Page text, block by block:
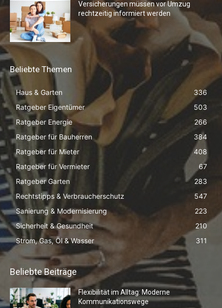
Versicherungen müssen vor Umzug
rechtzeitig informiert werden
Beliebte Themen
Haus & Garten
336
Ratgeber Eigentümer
503
Ratgeber Energie
266
Ratgeber für Bauherren
384
Ratgeber für Mieter
408
Ratgeber für Vermieter
67
Ratgeber Garten
283
Rechtstipps & Verbraucherschutz
547
Sanierung & Modernisierung
223
Sicherheit & Gesundheit
210
Strom, Gas, Öl & Wasser
311
Beliebte Beiträge
Flexibilität im Alltag: Moderne
Kommunikationswege